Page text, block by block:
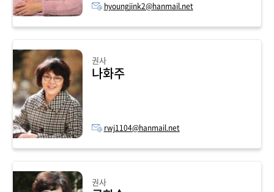
hyoungjink2@hanmail.net
권사
나화주
rwj1104@hanmail.net
권사